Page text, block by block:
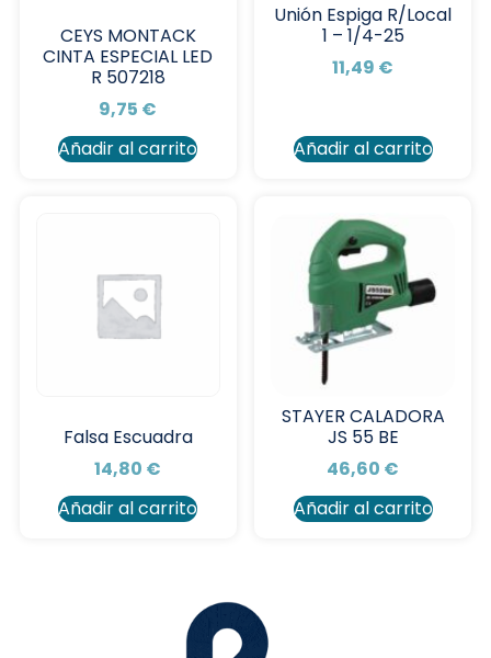
CEYS MONTACK
CINTA ESPECIAL LED
R 507218
9,75 €
Añadir al carrito
Unión Espiga R/Local
1 – 1/4-25
11,49 €
Añadir al carrito
Falsa Escuadra
14,80 €
Añadir al carrito
STAYER CALADORA
JS 55 BE
46,60 €
Añadir al carrito